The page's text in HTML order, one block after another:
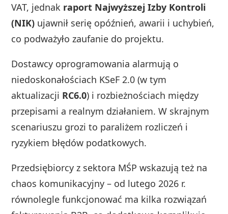
VAT, jednak raport Najwyższej Izby Kontroli
(NIK) ujawnił serię opóźnień, awarii i uchybień,
co podważyło zaufanie do projektu.
Dostawcy oprogramowania alarmują o
niedoskonałościach KSeF 2.0 (w tym
aktualizacji RC6.0) i rozbieżnościach między
przepisami a realnym działaniem. W skrajnym
scenariuszu grozi to paraliżem rozliczeń i
ryzykiem błędów podatkowych.
Przedsiębiorcy z sektora MŚP wskazują też na
chaos komunikacyjny – od lutego 2026 r.
równolegle funkcjonować ma kilka rozwiązań